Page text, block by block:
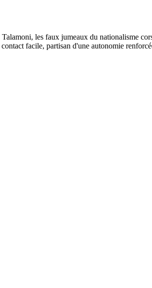
facile, partisan d'une autonomie